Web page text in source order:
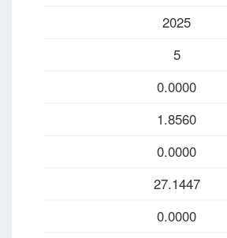
2025
5
0.0000
1.8560
0.0000
27.1447
0.0000